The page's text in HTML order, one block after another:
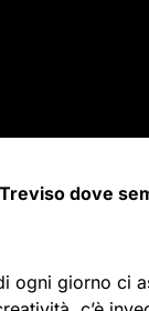
dove
ogni giorno ci